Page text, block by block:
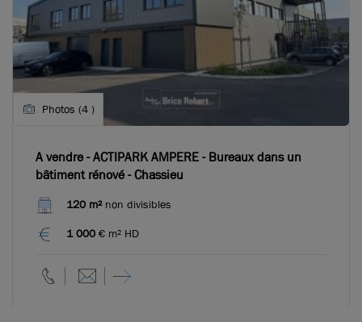
Photos (4 )
A vendre - ACTIPARK AMPERE - Bureaux dans un
bâtiment rénové - Chassieu
120 m²non divisibles
1 000 € m² HD